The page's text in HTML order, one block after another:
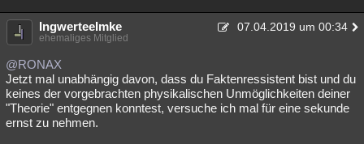
IngwerteeImke 07.04.2019 um 00:34
ehemaliges Mitglied
@RONAX
Jetzt mal unabhängig davon, dass du Faktenressistent bist und du
keines der vorgebrachten physikalischen Unmöglichkeiten deiner
"Theorie" entgegnen konntest, versuche ich mal für eine sekunde
ernst zu nehmen.